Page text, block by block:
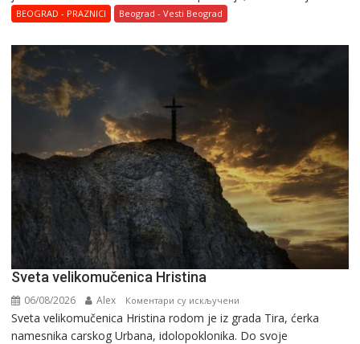
BEOGRAD - PRAZNICI Beograd - Vesti Beograd
Svеta vеlikоmučеnica Hristina
06/08/2026 Alex Коментари су искључени
Svеta
vеlikоmučеnica
Svеta vеlikоmučеnica Hristina rodom je iz grada Tira, ćerka
namesnika carskog Urbana, idolopoklonika. Dо svоје